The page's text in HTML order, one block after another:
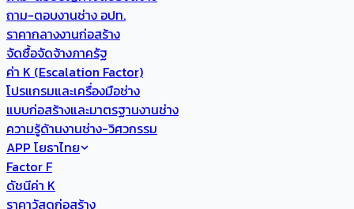
ถาม-ตอบงานช่าง อปท.
ราคากลางงานก่อสร้าง
จัดซื้อจัดจ้างภาครัฐ
ค่า K (Escalation Factor)
โปรแกรมและเครื่องมือช่าง
แบบก่อสร้างและมาตรฐานงานช่าง
ความรู้ด้านงานช่าง-วิศวกรรม
APP โยธาไทย
Factor F
ดัชนีค่า K
ราคาวัสดุก่อสร้าง